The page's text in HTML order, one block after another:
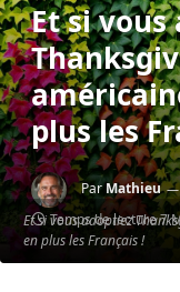
Et si vous adoptiez
en plus les Français !
Et si vous
plus les
Par Mathieu
Temps de lecture 7